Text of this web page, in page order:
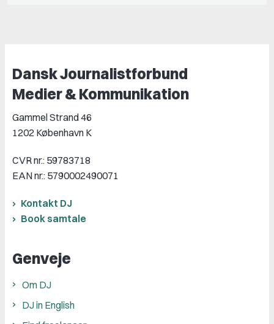
Dansk Journalistforbund
Medier & Kommunikation
Gammel Strand 46
1202 København K
CVR nr.: 59783718
EAN nr.: 5790002490071
Kontakt DJ
Book samtale
Genveje
Om DJ
DJ in English